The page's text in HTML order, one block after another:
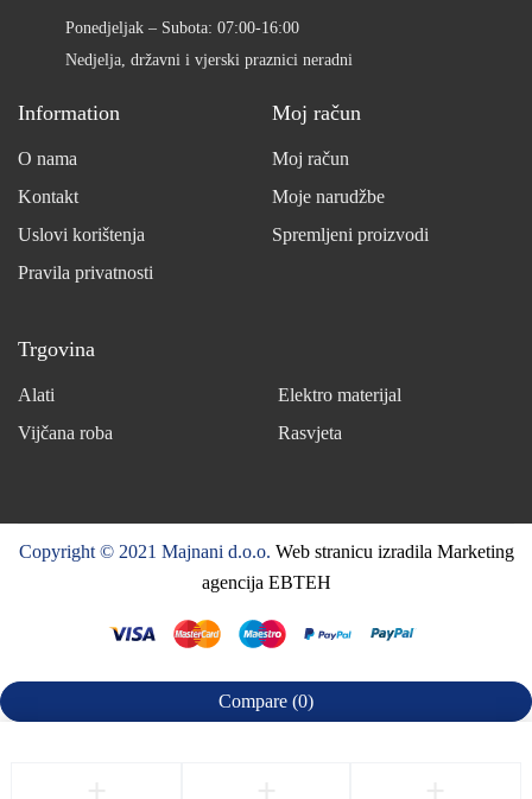
Ponedjeljak – Subota: 07:00-16:00
Nedjelja, državni i vjerski praznici neradni
Information
O nama
Kontakt
Uslovi korištenja
Pravila privatnosti
Moj račun
Moj račun
Moje narudžbe
Spremljeni proizvodi
Trgovina
Alati
Elektro materijal
Vijčana roba
Rasvjeta
Copyright © 2021 Majnani d.o.o. Web stranicu izradila Marketing
agencija EBTEH
Compare (0)